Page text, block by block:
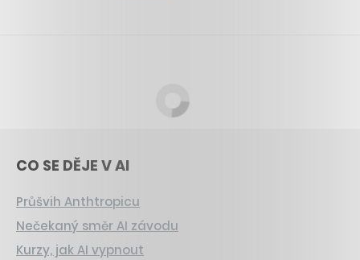
CO SE DĚJE V AI
Průšvih Anthtropicu
Nečekaný směr AI závodu
Kurzy, jak AI vypnout